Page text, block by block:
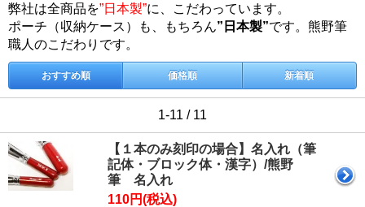
弊社は全商品を”日本製”に、こだわっています。
ポーチ（収納ケース）も、もちろん”日本製”です。熊野筆
職人のこだわりです。
おすすめ順 価格順 新着順
1-11 / 11
【１本のみ刻印の場合】名入れ（筆
記体・ブロック体・漢字）/熊野
筆 名入れ
110円(税込)